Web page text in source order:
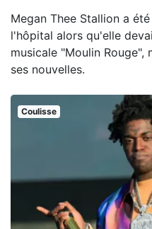
Megan Thee Stallion a
l'hôpital alors qu'elle
musicale "Moulin Rouge",
ses nouvelles.
Coulisse